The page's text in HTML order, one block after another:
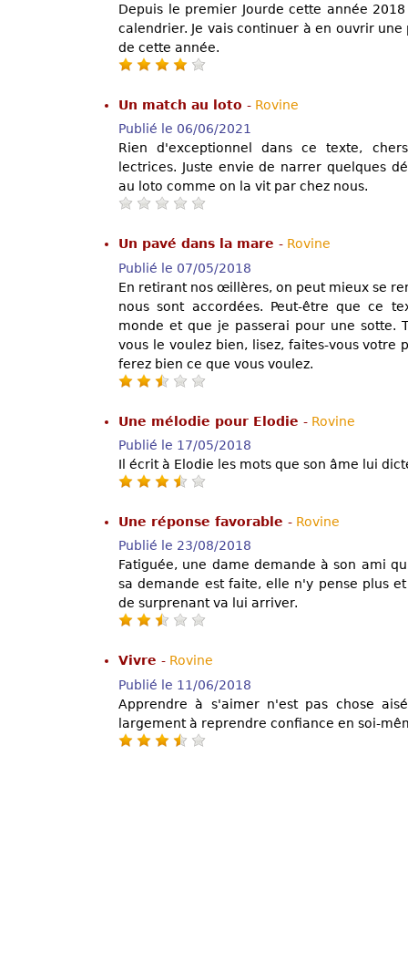
Depuis le premier Jourde cette année
calendrier. Je vais continuer à en ouvrir
de cette année.
Un match au loto - Rovine
Publié le 06/06/2021
Rien d'exceptionnel dans ce texte,
lectrices. Juste envie de narrer quelques
au loto comme on la vit par chez nous.
Un pavé dans la mare - Rovine
Publié le 07/05/2018
En retirant nos œillères, on peut mieux se
nous sont accordées. Peut-être que ce
monde et que je passerai pour une sotte.
vous le voulez bien, lisez, faites-vous votre
ferez bien ce que vous voulez.
Une mélodie pour Elodie - Rovine
Publié le 17/05/2018
Il écrit à Elodie les mots que son âme lui
Une réponse favorable - Rovine
Publié le 23/08/2018
Fatiguée, une dame demande à son ami
sa demande est faite, elle n'y pense plus
de surprenant va lui arriver.
Vivre - Rovine
Publié le 11/06/2018
Apprendre à s'aimer n'est pas chose
largement à reprendre confiance en soi-